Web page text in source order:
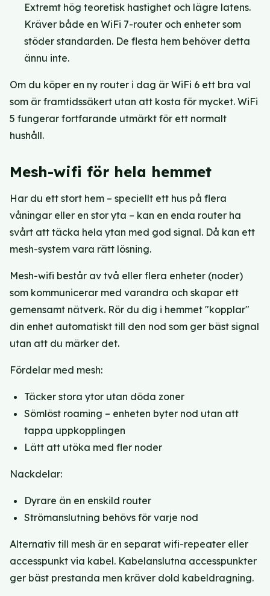
Extremt hög teoretisk hastighet och lägre latens.
Kräver både en WiFi 7-router och enheter som
stöder standarden. De flesta hem behöver detta
ännu inte.
Om du köper en ny router i dag är WiFi 6 ett bra val
som är framtidssäkert utan att kosta för mycket. WiFi
5 fungerar fortfarande utmärkt för ett normalt
hushåll.
Mesh-wifi för hela hemmet
Har du ett stort hem – speciellt ett hus på flera
våningar eller en stor yta – kan en enda router ha
svårt att täcka hela ytan med god signal. Då kan ett
mesh-system vara rätt lösning.
Mesh-wifi består av två eller flera enheter (noder)
som kommunicerar med varandra och skapar ett
gemensamt nätverk. Rör du dig i hemmet "kopplar"
din enhet automatiskt till den nod som ger bäst signal
utan att du märker det.
Fördelar med mesh:
Täcker stora ytor utan döda zoner
Sömlöst roaming – enheten byter nod utan att
tappa uppkopplingen
Lätt att utöka med fler noder
Nackdelar:
Dyrare än en enskild router
Strömanslutning behövs för varje nod
Alternativ till mesh är en separat wifi-repeater eller
accesspunkt via kabel. Kabelanslutna accesspunkter
ger bäst prestanda men kräver dold kabeldragning.